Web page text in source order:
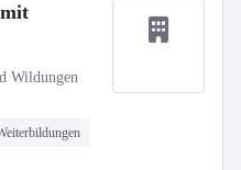
Wildungen